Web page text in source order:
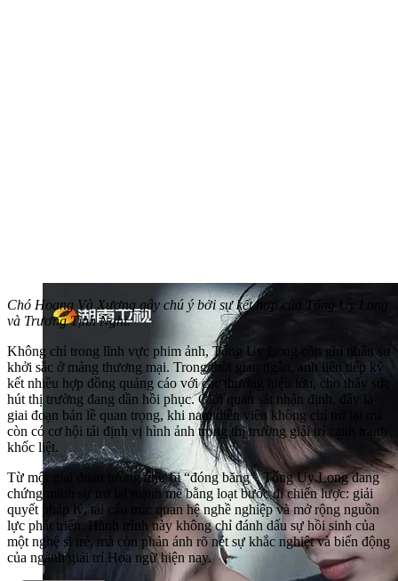
Chó Hoang Và Xương gây chú ý bởi sự kết hợp của Tống Uy Long
và Trương Tịnh Nghi.
Không chỉ trong lĩnh vực phim ảnh, Tống Uy Long còn ghi nhận sự
khởi sắc ở mảng thương mại. Trong thời gian ngắn, anh liên tiếp ký
kết nhiều hợp đồng quảng cáo với các thương hiệu lớn, cho thấy sức
hút thị trường đang dần hồi phục. Giới quan sát nhận định, đây là
giai đoạn bản lề quan trọng, khi nam diễn viên không chỉ trở lại mà
còn có cơ hội tái định vị hình ảnh trong thị trường giải trí cạnh tranh
khốc liệt.
Từ một giai đoạn tưởng như bị “đóng băng”, Tống Uy Long đang
chứng minh sự trở lại mạnh mẽ bằng loạt bước đi chiến lược: giải
quyết pháp lý, tái cấu trúc quan hệ nghề nghiệp và mở rộng nguồn
lực phát triển. Hành trình này không chỉ đánh dấu sự hồi sinh của
một nghệ sĩ trẻ, mà còn phản ánh rõ nét sự khắc nghiệt và biến động
của ngành giải trí Hoa ngữ hiện nay.